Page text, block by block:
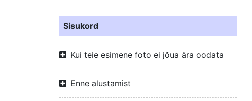
Sisukord
Kui teie esimene foto ei jõua ära oodata
Enne alustamist